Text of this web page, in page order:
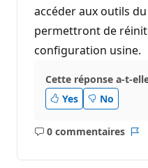
accéder aux outils
permettront de
configuration usine.
Cette réponse a-t-
Yes
No
0 commentaires
Aucun